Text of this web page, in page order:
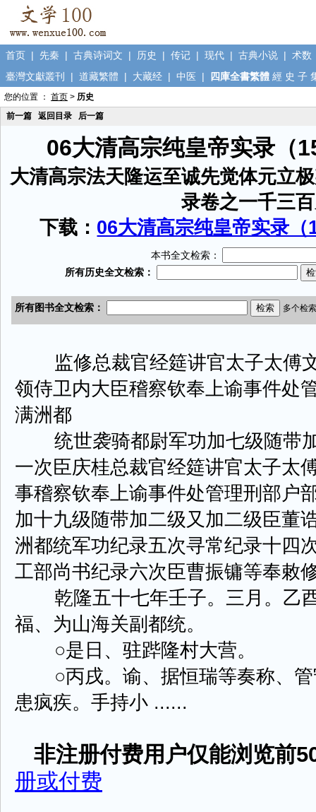
首页 | 先秦 | 古典诗词文 | 历史 | 传记 | 现代 | 古典小说 | 术数
臺灣文獻叢刊
| 道藏繁體 | 大藏经 | 中医 | 四庫全書繁體 經 史 子
您的位置 ： 首页 > 历史
前一篇
返回目录 后一篇
06大清高宗纯皇帝实录（
大清高宗法天隆运至诚先觉体元立
录卷之一千三
下载： 06大清高宗纯皇帝实录
本书全文检索：
监修总裁官经筵讲官太子太傅
领侍卫内大臣稽察钦奉上谕事件处
满洲都
统世袭骑都尉军功加七级随带
一次臣庆桂总裁官经筵讲官太子太
事稽察钦奉上谕事件处管理刑部户
加十九级随带加二级又加二级臣董
洲都统军功纪录五次寻常纪录十四
工部尚书纪录六次臣曹振镛等奉敕
乾隆五十七年壬子。三月。乙
福、为山海关副都统。
○是日、驻跸隆村大营。
○丙戌。谕、据恒瑞等奏称、管
患疯疾。手持小 ......
非注册付费用户仅能浏览前
册或付费